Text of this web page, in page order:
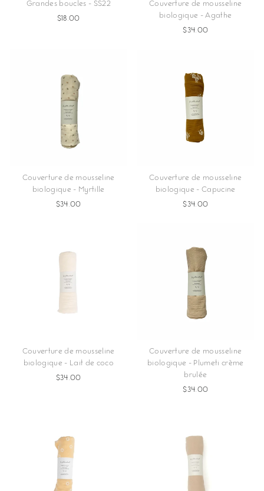
Grandes boucles - SS22
$18.00
Couverture de mousseline
biologique - Agathe
$34.00
Couverture de mousseline
biologique - Myrtille
$34.00
Couverture de mousseline
biologique - Capucine
$34.00
Couverture de mousseline
biologique - Lait de coco
$34.00
Couverture de mousseline
biologique - Plumeti crème
brulée
$34.00